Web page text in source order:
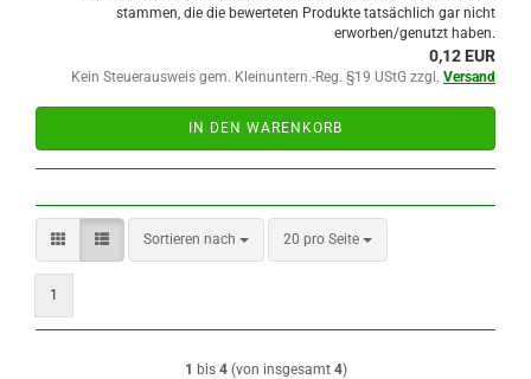
stammen, die die bewerteten Produkte tatsächlich gar nicht
erworben/genutzt haben.
0,12 EUR
Kein Steuerausweis gem. Kleinuntern.-Reg. §19 UStG zzgl. Versand
IN DEN WARENKORB
Sortieren nach
Sortieren nach 20 pro Seite
pro Seite
1
1 bis 4(von insgesamt 4)